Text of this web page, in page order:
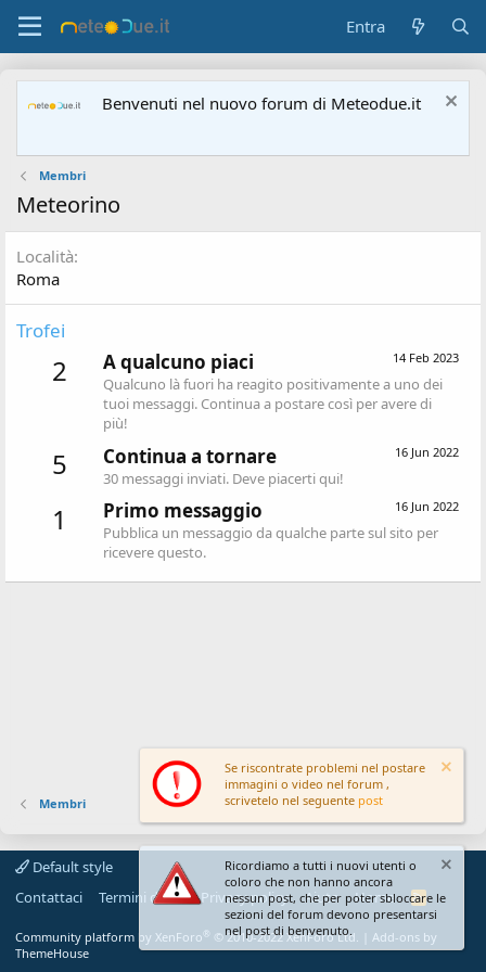
Entra
Benvenuti nel nuovo forum di Meteodue.it
Membri
Meteorino
Località
Roma
Trofei
2 14 Feb 2023
A qualcuno piaci
Qualcuno là fuori ha reagito positivamente a uno dei
tuoi messaggi. Continua a postare così per avere di
più!
5 16 Jun 2022
Continua a tornare
30 messaggi inviati. Deve piacerti qui!
1 16 Jun 2022
Primo messaggio
Pubblica un messaggio da qualche parte sul sito per
ricevere questo.
Membri
Default style
Contattaci
Termini d'uso Privacy policy Aiuto Home
R
S
Community platform by XenForo® © 2010-2022 XenForo Ltd.
Add-ons by
ThemeHouse
Se riscontrate problemi nel postare
immagini o video nel forum ,
scrivetelo nel seguente post
Ricordiamo a tutti i nuovi utenti o
coloro che non hanno ancora
nessun post, che per poter sbloccare le
sezioni del forum devono presentarsi
nel post di benvenuto.